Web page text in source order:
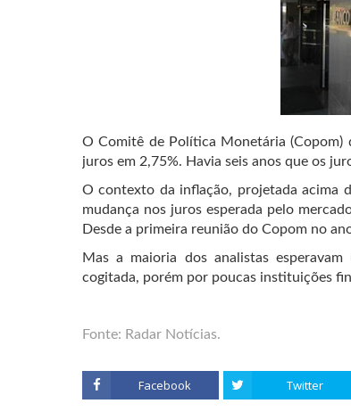
O Comitê de Política Monetária (Copom)
juros em 2,75%. Havia seis anos que os
O contexto da inflação, projetada acima
mudança nos juros esperada pelo
Desde a primeira reunião do Copom no
Mas a maioria dos analistas
cogitada, porém por poucas instituições
Fonte: Radar Notícias.
Facebook Twitter